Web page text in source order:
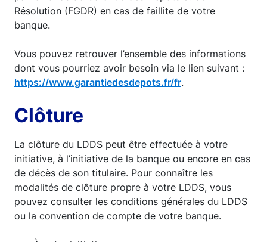
Résolution (FGDR) en cas de faillite de votre
banque.
Vous pouvez retrouver l’ensemble des informations
dont vous pourriez avoir besoin via le lien suivant :
https://www.garantiedesdepots.fr/fr.
Clôture
La clôture du LDDS peut être effectuée à votre
initiative, à l’initiative de la banque ou encore en cas
de décès de son titulaire. Pour connaître les
modalités de clôture propre à votre LDDS, vous
pouvez consulter les conditions générales du LDDS
ou la convention de compte de votre banque.